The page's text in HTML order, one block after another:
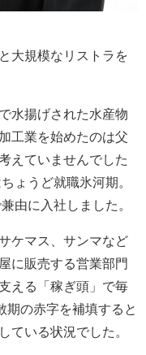
大規模なリストラを
水揚げされた水産物
工業を始めたのは父
えていませんでした
ょうど就職氷河期。
由に入社しました。
ケマス、サンマなど
に販売する営業部門
える「稼ぎ頭」で毎
期の赤字を補填すると
ている状況でした。